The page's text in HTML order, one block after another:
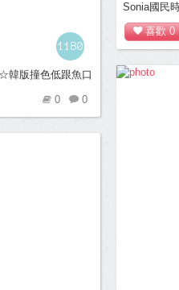
Sonia國民
喜歡0
1180
韓版撞色低跟魚口
0
0